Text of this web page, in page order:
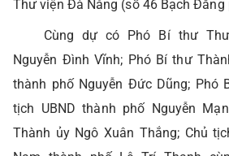
Thư viện Đà Nẵng (số 46 Bạch Đằng
Cùng dự có Phó Bí thư
Nguyễn Đình Vĩnh; Phó Bí thư
thành phố Nguyễn Đức Dũng; Phó
tịch UBND thành phố Nguyễn
Thành ủy Ngô Xuân Thắng; Chủ